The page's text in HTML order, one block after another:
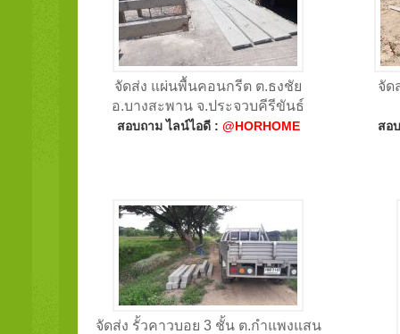
จัดส่ง แผ่นพื้นคอนกรีต ต.ธงชัย
อ.บางสะพาน จ.ประจวบคีรีขันธ์
สอบถาม ไลน์ไอดี : @HORHOME
จัด
สอ
จัดส่ง รั้วคาวบอย 3 ชั้น ต.กำแพงแสน